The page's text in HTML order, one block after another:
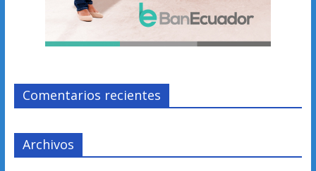
Comentarios recientes
Archivos